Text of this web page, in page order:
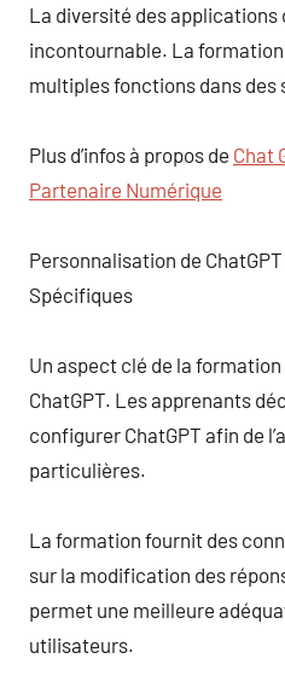
La diversité des applications
incontournable. La
multiples fonctions dans des
Plus d’infos à propos de Chat
Partenaire Numérique
Personnalisation de
Spécifiques
Un aspect clé de la
ChatGPT. Les apprenants
configurer ChatGPT afin de
particulières.
La formation fournit des
sur la modification des
permet une meilleure
utilisateurs.